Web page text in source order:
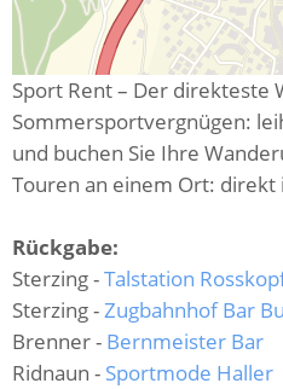
Sport Rent – Der direkteste
Sommersportvergnügen:
und buchen Sie Ihre
Touren an einem Ort: direkt
Rückgabe:
Sterzing -Talstation
Sterzing -Zugbahnhof Bar
Brenner - Bernmeister Bar
Ridnaun - Sportmode Haller